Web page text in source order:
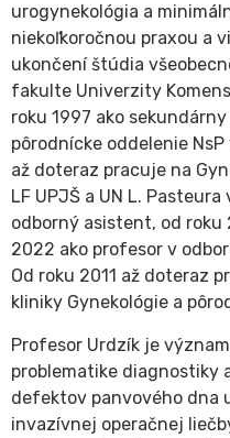
urogynekológia a
niekoľkoročnou praxou a
ukončení štúdia
fakulte Univerzity
roku 1997 ako
pôrodnícke oddelenie
až doteraz pracuje na
LF UPJŠ a UN L.
odborný asistent, od roku
2022 ako profesor v
Od roku 2011 až doteraz
kliniky Gynekológie a
Profesor Urdzík je
problematike diagnostiky
defektov panvového dna
invazívnej operačnej